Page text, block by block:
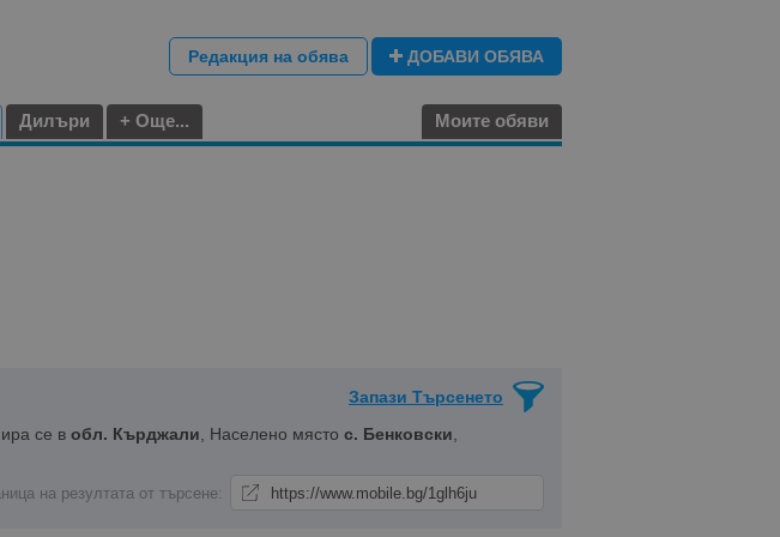
Редакция на обява ДОБАВИ ОБЯВА
Дилъри + Още... Моите обяви
Запази Търсенето
се в обл. Кърджали, Населено място с. Бенковски,
на резултата от търсене: